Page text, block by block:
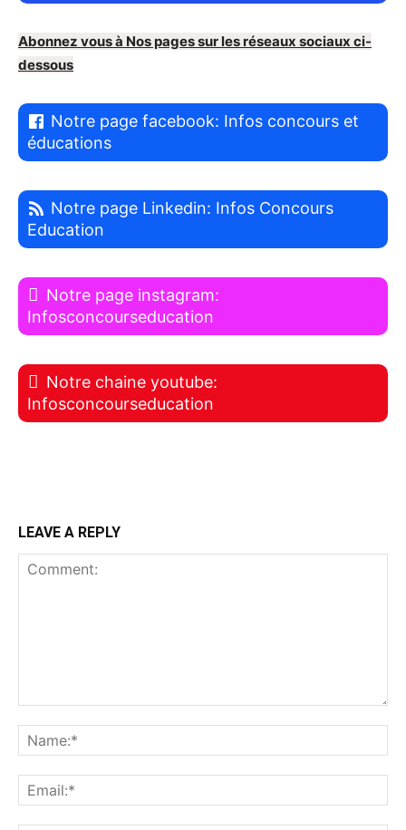
Abonnez vous à Nos pages sur les réseaux sociaux ci-
dessous
Notre page facebook: Infos concours et
éducations
Notre page Linkedin: Infos Concours
Education
Notre page instagram:
Infosconcourseducation
Notre chaine youtube:
Infosconcourseducation
LEAVE A REPLY